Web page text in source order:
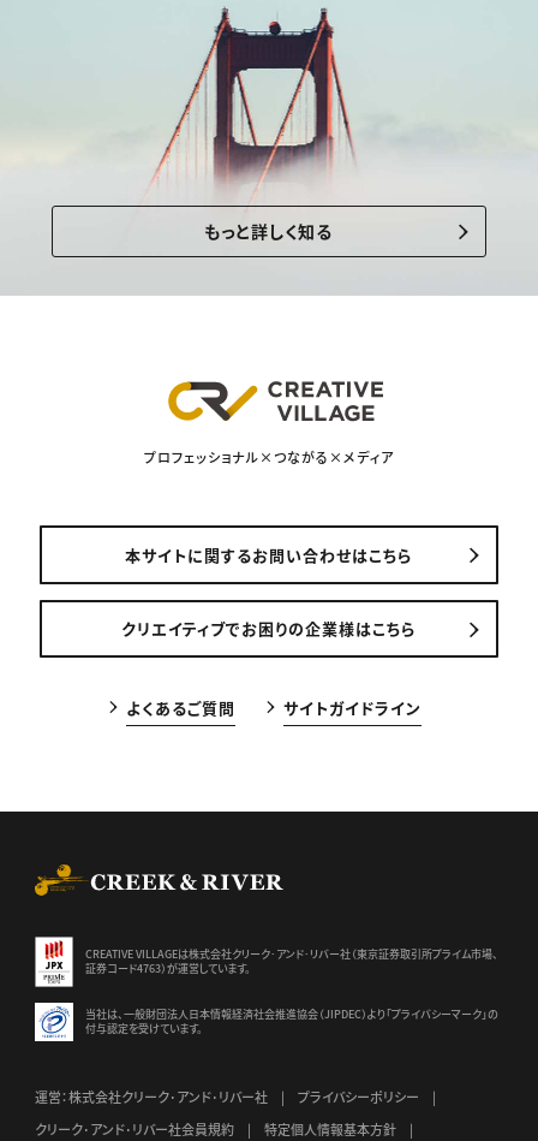
もっと詳しく知る
プロフェッショナル×つながる×メディア
本サイトに関するお問い合わせはこちら
クリエイティブでお困りの企業様はこちら
よくあるご質問 サイトガイドライン
CREATIVE VILLAGEは株式会社クリーク･アンド･リバー社（東京証券取引所プライム市場、
証券コード4763）が運営しています。
当社は、一般財団法人日本情報経済社会推進協会（JIPDEC）より 「プライバシーマーク」の
付与認定を受けています。
運営：株式会社クリーク･アンド･リバー社
プライバシーポリシー
クリーク･アンド･リバー社会員規約
特定個人情報基本方針